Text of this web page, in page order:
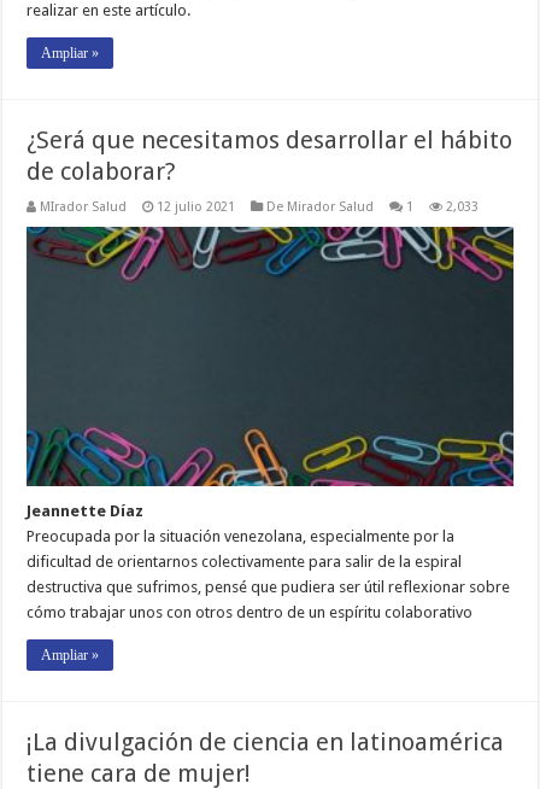
realizar en este artículo.
Ampliar »
¿Será que necesitamos desarrollar el hábito
de colaborar?
MIrador Salud 12 julio 2021 De Mirador Salud 1 2,033
Jeannette Díaz
Preocupada por la situación venezolana, especialmente por la
dificultad de orientarnos colectivamente para salir de la espiral
destructiva que sufrimos, pensé que pudiera ser útil reflexionar sobre
cómo trabajar unos con otros dentro de un espíritu colaborativo
Ampliar »
¡La divulgación de ciencia en latinoamérica
tiene cara de mujer!